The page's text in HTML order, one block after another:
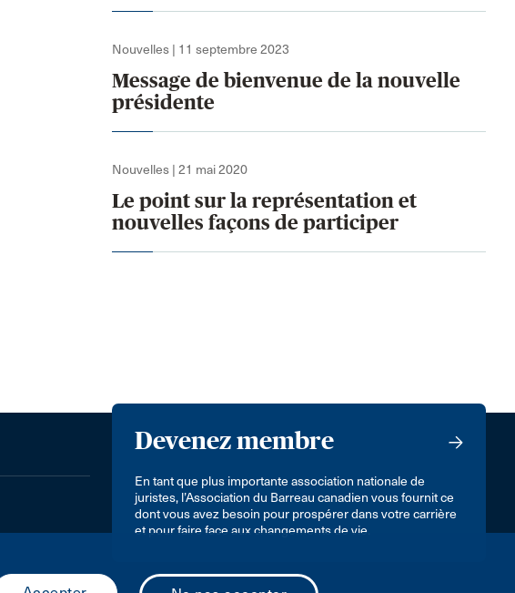
Nouvelles | 11 septembre 2023
Message de bienvenue de la nouvelle
présidente
Nouvelles | 21 mai 2020
Le point sur la représentation et
nouvelles façons de participer
Devenez membre
En tant que plus importante association nationale de
juristes, l’Association du Barreau canadien vous fournit ce
dont vous avez besoin pour prospérer dans votre carrière
et pour faire face aux changements de vie.